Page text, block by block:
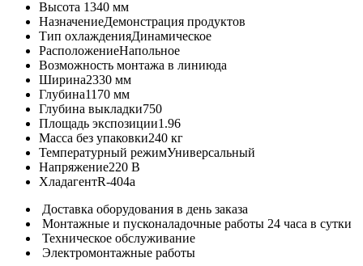
Высота 1340 мм
НазначениеДемонстрация продуктов
Тип охлажденияДинамическое
РасположениеНапольное
Возможность монтажа в линиюда
Ширина2330 мм
Глубина1170 мм
Глубина выкладки750
Площадь экспозиции1.96
Масса без упаковки240 кг
Температурный режимУниверсальный
Напряжение220 В
ХладагентR-404a
Доставка оборудования в день заказа
Монтажные и пусконаладочные работы 24 часа в сутки
Техническое обслуживание
Электромонтажные работы